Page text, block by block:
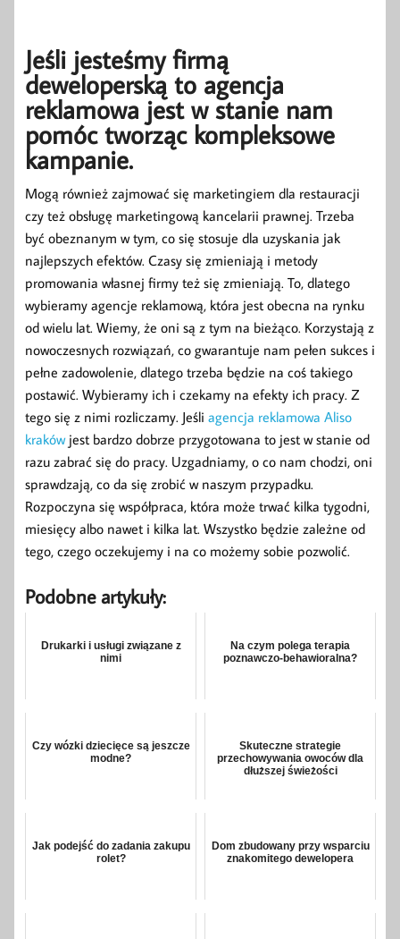
Jeśli jesteśmy firmą
deweloperską to agencja
reklamowa jest w stanie nam
pomóc tworząc kompleksowe
kampanie.
Mogą również zajmować się marketingiem dla restauracji
czy też obsługę marketingową kancelarii prawnej. Trzeba
być obeznanym w tym, co się stosuje dla uzyskania jak
najlepszych efektów. Czasy się zmieniają i metody
promowania własnej firmy też się zmieniają. To, dlatego
wybieramy agencje reklamową, która jest obecna na rynku
od wielu lat. Wiemy, że oni są z tym na bieżąco. Korzystają z
nowoczesnych rozwiązań, co gwarantuje nam pełen sukces i
pełne zadowolenie, dlatego trzeba będzie na coś takiego
postawić. Wybieramy ich i czekamy na efekty ich pracy. Z
tego się z nimi rozliczamy. Jeśli agencja reklamowa Aliso
krakówjest bardzo dobrze przygotowana to jest w stanie od
razu zabrać się do pracy. Uzgadniamy, o co nam chodzi, oni
sprawdzają, co da się zrobić w naszym przypadku.
Rozpoczyna się współpraca, która może trwać kilka tygodni,
miesięcy albo nawet i kilka lat. Wszystko będzie zależne od
tego, czego oczekujemy i na co możemy sobie pozwolić.
Podobne artykuły:
Drukarki i usługi związane z
nimi
Na czym polega terapia
poznawczo-behawioralna?
Czy wózki dziecięce są jeszcze
modne?
Skuteczne strategie
przechowywania owoców dla
dłuższej świeżości
Jak podejść do zadania zakupu
rolet?
Dom zbudowany przy wsparciu
znakomitego dewelopera